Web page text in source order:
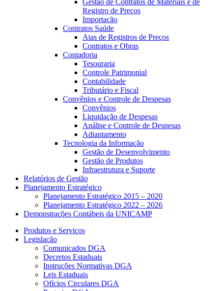
Gestão de Contratos de Materiais e de
Registro de Preços
Importação
Contratos Saúde
Atas de Registros de Preços
Contratos e Obras
Contadoria
Tesouraria
Controle Patrimonial
Contabilidade
Tributário e Fiscal
Convênios e Controle de Despesas
Convênios
Liquidação de Despesas
Análise e Controle de Despesas
Adiantamento
Tecnologia da Informação
Gestão de Desenvolvimento
Gestão de Produtos
Infraestrutura e Suporte
Relatórios de Gestão
Planejamento Estratégico
Planejamento Estratégico 2015 – 2020
Planejamento Estratégico 2022 – 2026
Demonstrações Contábeis da UNICAMP
Produtos e Serviços
Legislação
Comunicados DGA
Decretos Estaduais
Instruções Normativas DGA
Leis Estaduais
Ofícios Circulares DGA